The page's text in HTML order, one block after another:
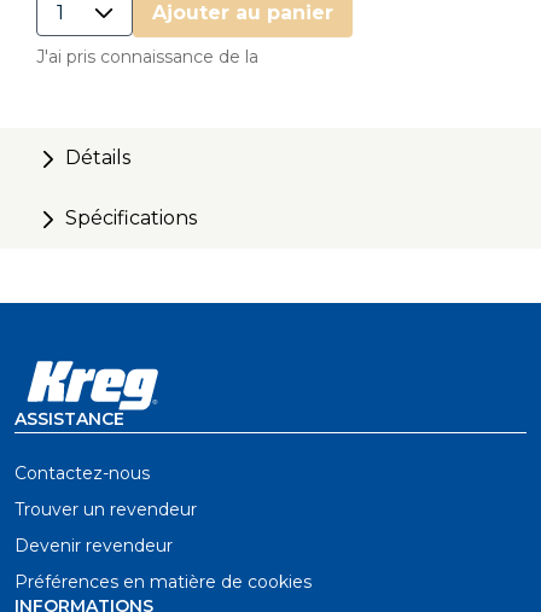
Ajouter au panier
J'ai pris connaissance de la
Détails
Spécifications
ASSISTANCE
Contactez-nous
Trouver un revendeur
Devenir revendeur
Préférences en matière de cookies
INFORMATIONS